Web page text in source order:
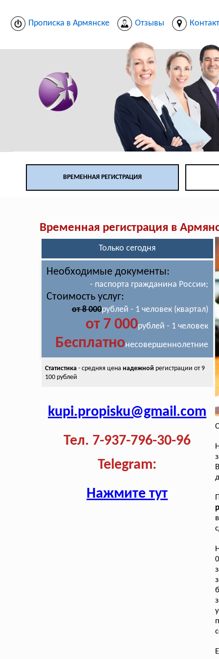
Прописка в Армянске Отзывы
ВРЕМЕННАЯ РЕГИСТРАЦИЯ
Временная регистрация в
Только сегодня
Необходимые документы:
- паспорта гражданина России;
Стоимость услуг:
от 8 000рублей - 1 человек (квартал)
от 7 000рублей - 1 человек
Бесплатнонесовершеннолетние
Статистика- средняя цена надежной регистрации от 9
100 рублей
kupi.propisku@gmail.com
Тел. 7-937-796-30-96
Telegram:
Нажмите тут